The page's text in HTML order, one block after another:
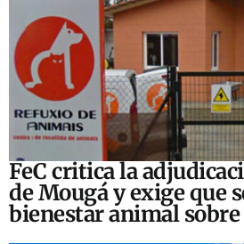
FeC critica la
de Mougá y exige que
bienestar animal sobre